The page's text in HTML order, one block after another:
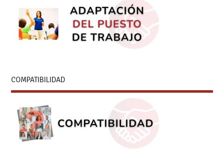
COMPATIBILIDAD